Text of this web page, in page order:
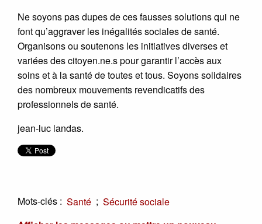
Ne soyons pas dupes de ces fausses solutions qui ne
font qu’aggraver les inégalités sociales de santé.
Organisons ou soutenons les initiatives diverses et
variées des citoyen.ne.s pour garantir l’accès aux
soins et à la santé de toutes et tous. Soyons solidaires
des nombreux mouvements revendicatifs des
professionnels de santé.
jean-luc landas.
Mots-clés : Santé ; Sécurité sociale